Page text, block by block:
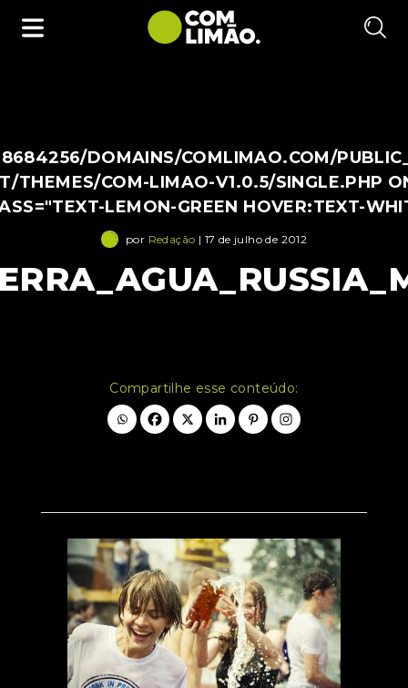
DOMAINS/COMLIMAO.COM/
THEMES/COM-LIMAO-V1.0.5/SINGLE.PHP
LEMON-GREEN HOVER:TEXT-
por Redação | 17 de julho de 2012
Compartilhe esse conteúdo: